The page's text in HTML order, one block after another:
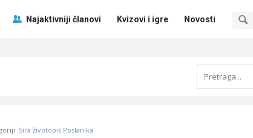
Pitaj
Učene
Najaktivniji članovi Kvizovi i igre Novosti
Sira životopis Poslanika